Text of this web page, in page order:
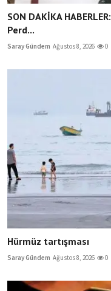
SON DAKİKA
Perd...
Saray Gündem Ağustos 8, 2026 0
Hürmüz tartışması
Saray Gündem Ağustos 8, 2026 0